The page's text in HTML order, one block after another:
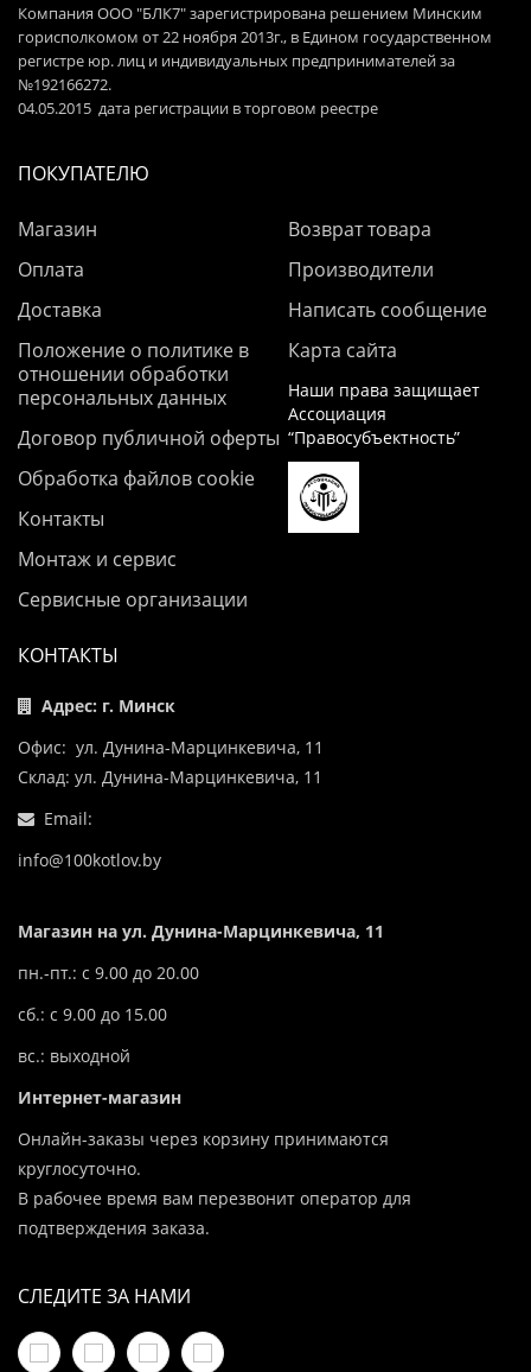
Компания ООО "БЛК7" зарегистрирована решением Минским
горисполкомом от 22 ноября 2013г., в Едином государственном
регистре юр. лиц и индивидуальных предпринимателей за
№192166272.
04.05.2015 дата регистрации в торговом реестре
ПОКУПАТЕЛЮ
Магазин
Оплата
Доставка
Положение о политике в
отношении обработки
персональных данных
Договор публичной оферты
Обработка файлов cookie
Контакты
Монтаж и сервис
Сервисные организации
Возврат товара
Производители
Написать сообщение
Карта сайта
Наши права защищает
Ассоциация
“Правосубъектность”
КОНТАКТЫ
Адрес: г. Минск
Офис: ул. Дунина-Марцинкевича, 11
Склад: ул. Дунина-Марцинкевича, 11
Email:
info@100kotlov.by
Магазин на ул. Дунина-Марцинкевича, 11
пн.-пт.: с 9.00 до 20.00
сб.: с 9.00 до 15.00
вс.: выходной
Интернет-магазин
Онлайн-заказы через корзину принимаются
круглосуточно.
В рабочее время вам перезвонит оператор для
подтверждения заказа.
СЛЕДИТЕ ЗА НАМИ